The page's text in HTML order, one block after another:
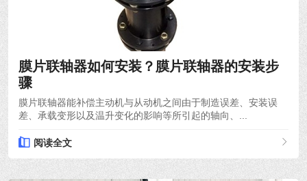
膜片联轴器如何安装？膜片联轴器的安装步
骤
膜片联轴器能补偿主动机与从动机之间由于制造误差、安装误
差、承载变形以及温升变化的影响等所引起的轴向、...
阅读全文